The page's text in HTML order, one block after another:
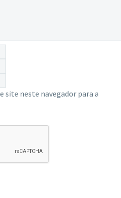
site neste navegador para a